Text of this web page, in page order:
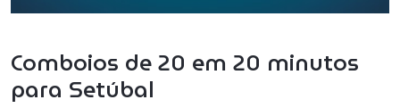
Comboios de 20 em 20 minutos
para Setúbal